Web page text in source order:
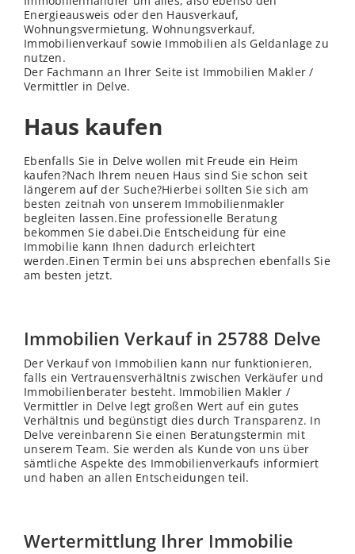
Energieausweis oder den Hausverkauf,
Wohnungsvermietung, Wohnungsverkauf,
Immobilienverkauf sowie Immobilien als Geldanlage zu
nutzen.
Der Fachmann an Ihrer Seite ist Immobilien Makler /
Vermittler in Delve.
Haus kaufen
Ebenfalls Sie in Delve wollen mit Freude ein Heim
kaufen?Nach Ihrem neuen Haus sind Sie schon seit
längerem auf der Suche?Hierbei sollten Sie sich am
besten zeitnah von unserem Immobilienmakler
begleiten lassen.Eine professionelle Beratung
bekommen Sie dabei.Die Entscheidung für eine
Immobilie kann Ihnen dadurch erleichtert
werden.Einen Termin bei uns absprechen ebenfalls Sie
am besten jetzt.
Immobilien Verkauf in 25788 Delve
Der Verkauf von Immobilien kann nur funktionieren,
falls ein Vertrauensverhältnis zwischen Verkäufer und
Immobilienberater besteht. Immobilien Makler /
Vermittler in Delve legt großen Wert auf ein gutes
Verhältnis und begünstigt dies durch Transparenz. In
Delve vereinbarenn Sie einen Beratungstermin mit
unserem Team. Sie werden als Kunde von uns über
sämtliche Aspekte des Immobilienverkaufs informiert
und haben an allen Entscheidungen teil.
Wertermittlung Ihrer Immobilie